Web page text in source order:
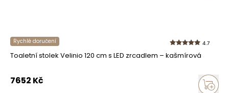
Rychlé doručení 4.7
Toaletní stolek Velinio 120 cm s LED zrcadlem – kašmírová
7652 Kč